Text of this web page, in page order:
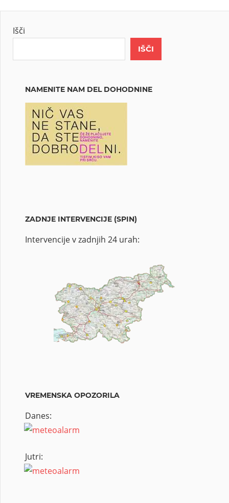
Išči
IŠČI
NAMENITE NAM DEL DOHODNINE
ZADNJE INTERVENCIJE (SPIN)
Intervencije v zadnjih 24 urah:
VREMENSKA OPOZORILA
Danes:
Jutri: